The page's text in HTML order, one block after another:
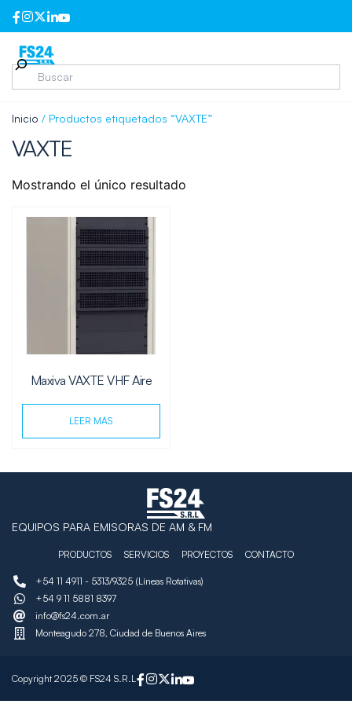
Inicio / Productos etiquetados “VAXTE”
VAXTE
Mostrando el único resultado
Maxiva VAXTE VHF Aire
LEER MÁS
EQUIPOS PARA EMISORAS DE AM & FM
PRODUCTOS SERVICIOS PROYECTOS CONTACTO
+54 11 4911 - 5313/9325 (Líneas Rotativas)
+54 9 11 5881 8397
info@fs24.com.ar
Monteagudo 278, Ciudad de Buenos Aires
Copyright 2025 © FS24 S.R.L